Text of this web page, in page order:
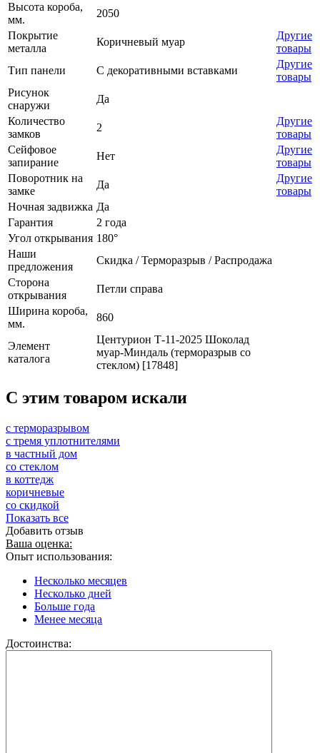
Высота короба,
мм.
2050
Покрытие
металла
Коричневый муар
Другие
товары
Тип панели
С декоративными вставками
Другие
товары
Рисунок
снаружи
Да
Количество
замков
2
Другие
товары
Сейфовое
запирание
Нет
Другие
товары
Поворотник на
замке
Да
Другие
товары
Ночная задвижка Да
Гарантия
2 года
Угол открывания 180°
Наши
предложения
Скидка / Терморазрыв / Распродажа
Сторона
открывания
Петли справа
Ширина короба,
мм.
860
Элемент
каталога
Центурион Т-11-2025 Шоколад
муар-Миндаль (терморазрыв со
стеклом) [17848]
C этим товаром искали
с терморазрывом
с тремя уплотнителями
в частный дом
со стеклом
в коттедж
коричневые
со скидкой
Показать все
Добавить отзыв
Ваша оценка:
Опыт использования:
Несколько месяцев
Несколько дней
Больше года
Менее месяца
Достоинства: